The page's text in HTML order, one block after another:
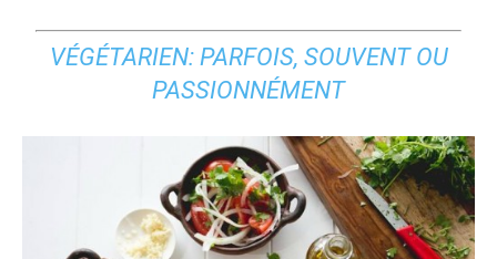
VÉGÉTARIEN: PARFOIS, SOUVENT OU
PASSIONNÉMENT